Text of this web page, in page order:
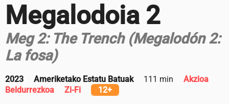
Megalodoia 2
Meg 2: The Trench (Megalodón 2:
La fosa)
2023 Ameriketako Estatu Batuak 111 min
Akzioa
Beldurrezkoa
Zi-Fi 12+